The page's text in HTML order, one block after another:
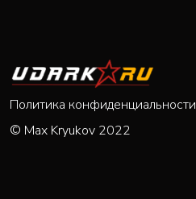
Политика конфиденциальности
© Max Kryukov 2022